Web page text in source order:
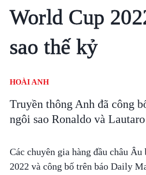
World Cup
sao thế kỷ
HOÀI ANH
Truyền thông Anh đã công
ngôi sao Ronaldo và
Các chuyên gia hàng đầu châu
2022 và công bố trên báo Daily